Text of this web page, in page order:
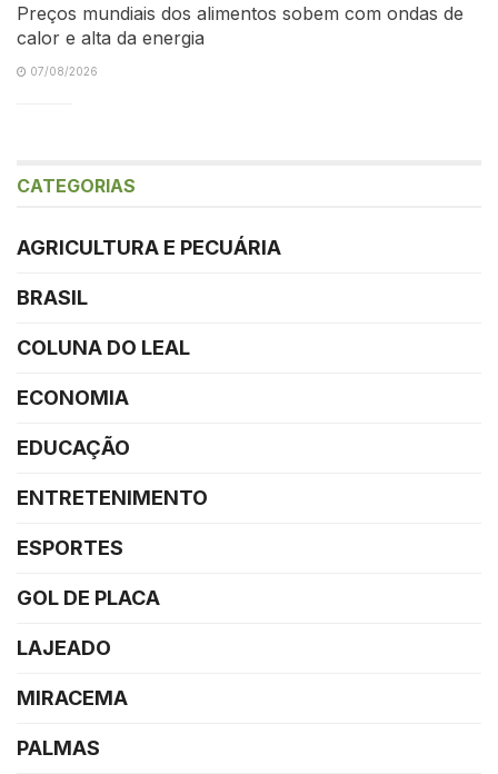
Preços mundiais dos alimentos sobem com ondas de
calor e alta da energia
07/08/2026
CATEGORIAS
AGRICULTURA E PECUÁRIA
BRASIL
COLUNA DO LEAL
ECONOMIA
EDUCAÇÃO
ENTRETENIMENTO
ESPORTES
GOL DE PLACA
LAJEADO
MIRACEMA
PALMAS